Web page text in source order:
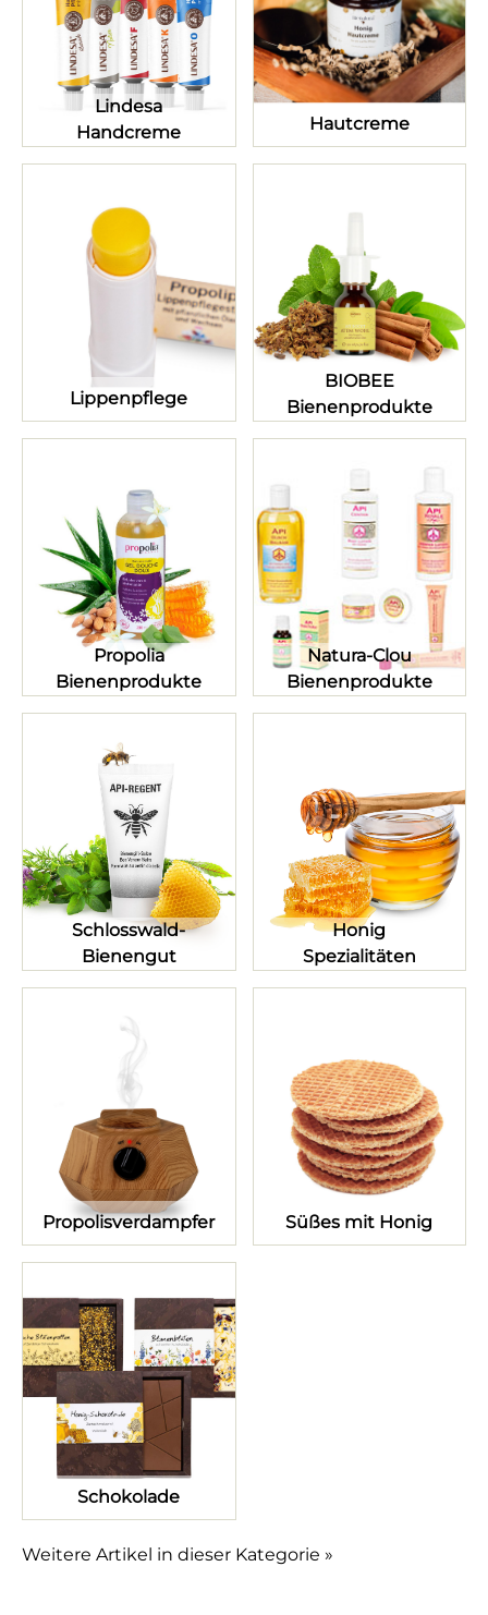
Lindesa
Handcreme
Hautcreme
Lippenpflege
BIOBEE
Bienenprodukte
Propolia
Bienenprodukte
Natura-Clou
Bienenprodukte
Schlosswald-
Bienengut
Honig
Spezialitäten
Propolisverdampfer Süßes mit Honig
Schokolade
Weitere Artikel in dieser Kategorie »